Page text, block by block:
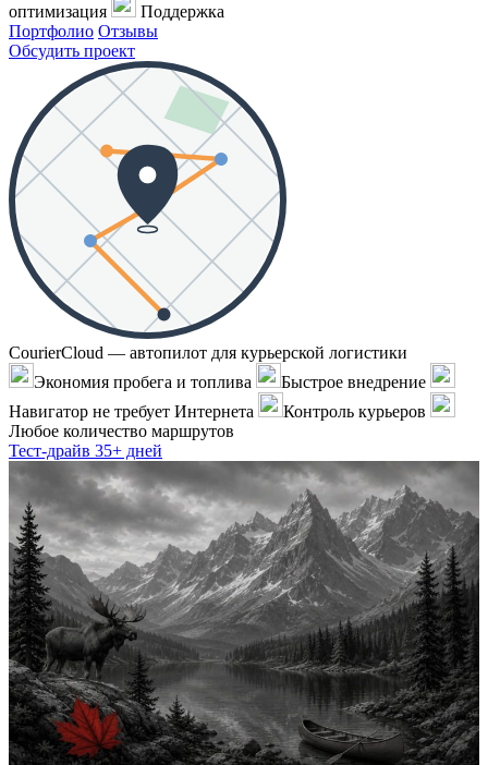
оптимизация
Поддержка
Портфолио Отзывы
Обсудить проект
CourierCloud — автопилот для курьерской логистики
Экономия пробега и топлива
Быстрое внедрение
Навигатор не требует Интернета
Контроль курьеров
Любое количество маршрутов
Тест-драйв 35+ дней